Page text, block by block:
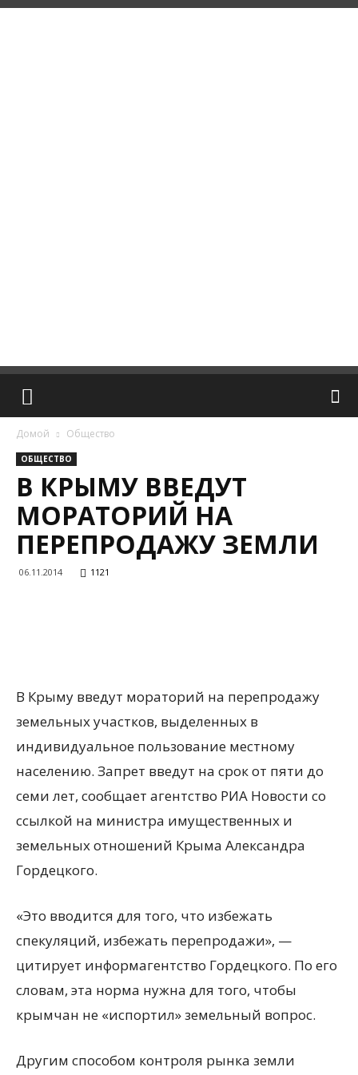
Домой Общество
ОБЩЕСТВО
В КРЫМУ ВВЕДУТ
МОРАТОРИЙ НА
ПЕРЕПРОДАЖУ ЗЕМЛИ
06.11.2014 1121
В Крыму введут мораторий на перепродажу
земельных участков, выделенных в
индивидуальное пользование местному
населению. Запрет введут на срок от пяти до
семи лет, сообщает агентство РИА Новости со
ссылкой на министра имущественных и
земельных отношений Крыма Александра
Гордецкого.
«Это вводится для того, что избежать
спекуляций, избежать перепродажи», —
цитирует информагентство Гордецкого. По его
словам, эта норма нужна для того, чтобы
крымчан не «испортил» земельный вопрос.
Другим способом контроля рынка земли